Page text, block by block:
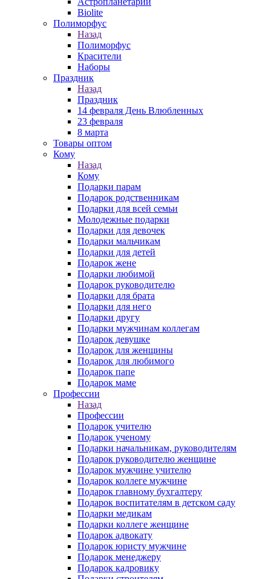
Biolite
Полиморфус
Назад
Полиморфус
Красители
Наборы
Праздник
Назад
Праздник
14 февраля День Влюбленных
23 февраля
8 марта
Товары оптом
Кому
Назад
Кому
Подарки парам
Подарок родственникам
Подарки для всей семьи
Молодежные подарки
Подарки для девочек
Подарки мальчикам
Подарки для детей
Подарок жене
Подарки любимой
Подарок руководителю
Подарки для брата
Подарки для него
Подарки другу
Подарки мужчинам коллегам
Подарок девушке
Подарок для женщины
Подарок для любимого
Подарок папе
Подарок маме
Профессии
Назад
Профессии
Подарок учителю
Подарок ученому
Подарки начальникам, руководителям
Подарок руководителю женщине
Подарок мужчине учителю
Подарок коллеге мужчине
Подарок главному бухгалтеру
Подарок воспитателям в детском саду
Подарки медикам
Подарки коллеге женщине
Подарок адвокату
Подарок юристу мужчине
Подарок менеджеру
Подарок кадровику